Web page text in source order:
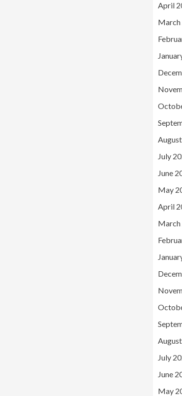
April
March
July
June
May
April
March
July
June
May